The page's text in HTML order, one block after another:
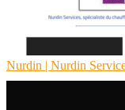
Nurdin | Nurdin